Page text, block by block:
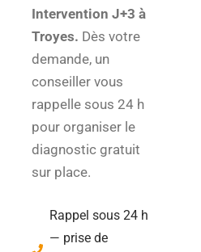
Intervention J+3 à
Troyes. Dès votre
demande, un
conseiller vous
rappelle sous 24 h
pour organiser le
diagnostic gratuit
sur place.
Rappel sous 24 h
— prise de